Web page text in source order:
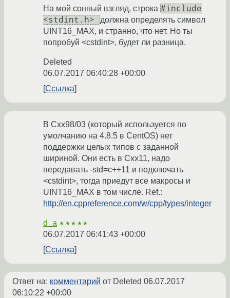
На мой сонный взгляд, строка #include
<stdint.h>
должна определять символ
UINT16_MAX, и странно, что нет. Но ты
попробуй <cstdint>, будет ли разница.
Deleted
06.07.2017 06:40:28 +00:00
Ссылка
В Cxx98/03 (который используется по
умолчанию на 4.8.5 в CentOS) нет
поддержки целых типов с заданной
шириной. Они есть в Cxx11, надо
передавать -std=c++11 и подключать
<cstdint>, тогда приедут все макросы и
UINT16_MAX в том числе. Ref.:
http://en.cppreference.com/w/cpp/types/integer
d_a ★★★★★
06.07.2017 06:41:43 +00:00
Ссылка
Ответ на: комментарий от Deleted 06.07.2017
06:10:22 +00:00